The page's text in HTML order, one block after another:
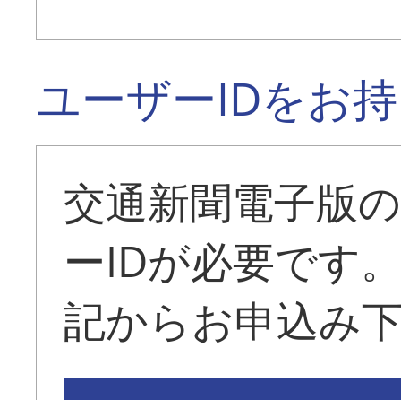
ユーザーIDをお
交通新聞電子版
ーIDが必要です
記からお申込み